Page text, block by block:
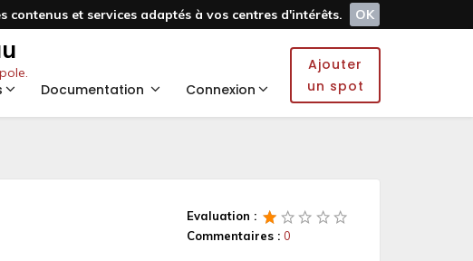
et services adaptés à vos centres d'intérêts.
OK
Documentation Connexion
Ajouter
un spot
Evaluation :
Commentaires : 0